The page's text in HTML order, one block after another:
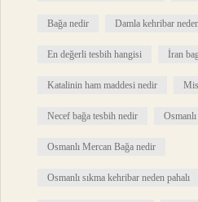
Bağa nedir Damla kehribar
En değerli tesbih hangisi İran
Katalinin ham maddesi nedir
Necef bağa tesbih nedir
Osmanlı Mercan Bağa nedir
Osmanlı sıkma kehribar neden pahalı